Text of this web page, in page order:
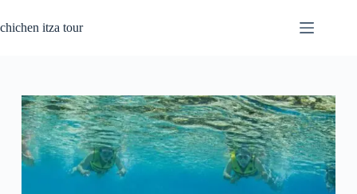
al
contenido
chichen itza tour